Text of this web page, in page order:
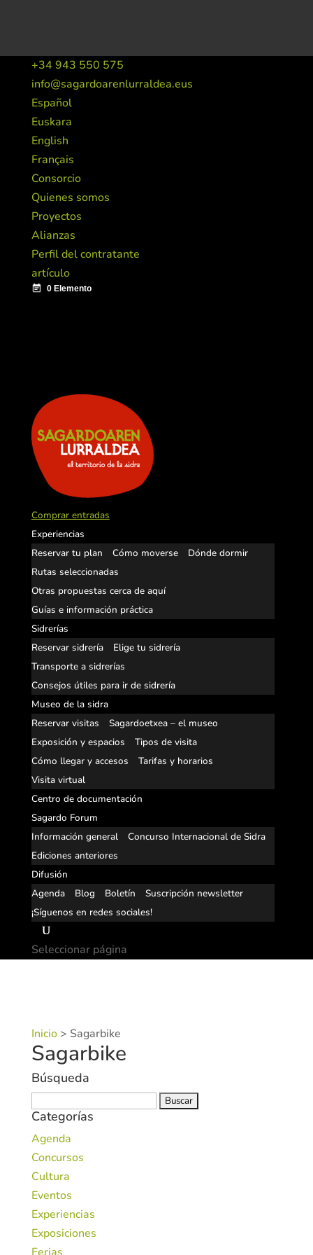
+34 943 550 575
info@sagardoarenlurraldea.eus
Español
Euskara
English
Français
Consorcio
Quienes somos
Proyectos
Alianzas
Perfil del contratante
artículo
Comprar entradas
Experiencias
Reservar tu plan
Cómo moverse
Dónde dormir
Rutas seleccionadas
Otras propuestas cerca de aquí
Guías e información práctica
Sidrerías
Reservar sidrería
Elige tu sidrería
Transporte a sidrerías
Consejos útiles para ir de sidrería
Museo de la sidra
Reservar visitas
Sagardoetxea – el museo
Exposición y espacios
Tipos de visita
Cómo llegar y accesos
Tarifas y horarios
Visita virtual
Centro de documentación
Sagardo Forum
Información general
Concurso Internacional de Sidra
Ediciones anteriores
Difusión
Agenda
Blog Boletín
Suscripción newsletter
¡Síguenos en redes sociales!
Seleccionar página
Inicio> Sagarbike
Sagarbike
Búsqueda
Categorías
Agenda
Concursos
Cultura
Eventos
Experiencias
Exposiciones